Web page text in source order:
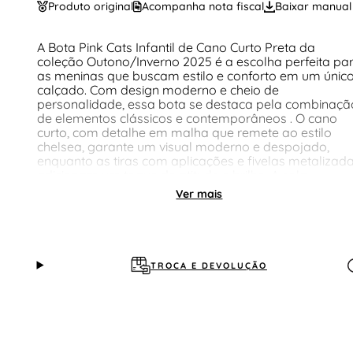
Produto original Acompanha nota fiscal Baixar manual
A Bota Pink Cats Infantil de Cano Curto Preta da
coleção Outono/Inverno 2025 é a escolha perfeita
as meninas que buscam estilo e conforto em um único
calçado. Com design moderno e cheio de
personalidade, essa bota se destaca pela
de elementos clássicos e contemporâneos . O cano
curto, com detalhe em malha que remete ao estilo
chelsea, garante um visual moderno e despojado,
enquanto as tiras com aplicações e fivelas
tratorada e o salto bloco, com altura de 4,25 cm ,
proporcionam estabilidade e conforto para as
para acompanhar as meninas em todas as suas
atividades. O interior macio e aconchegante
Ver mais
TROCA E DEVOLUÇÃO